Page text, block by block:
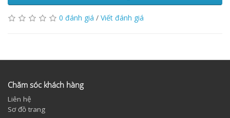
0 đánh giá / Viết đánh giá
Chăm sóc khách hàng
Liên hệ
Sơ đồ trang